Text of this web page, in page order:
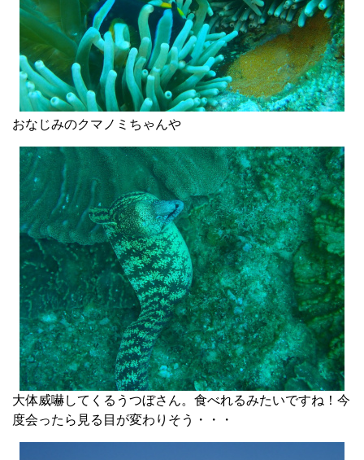
おなじみのクマノミちゃんや
大体威嚇してくるうつぼさん。食べれるみたいですね！今
度会ったら見る目が変わりそう・・・